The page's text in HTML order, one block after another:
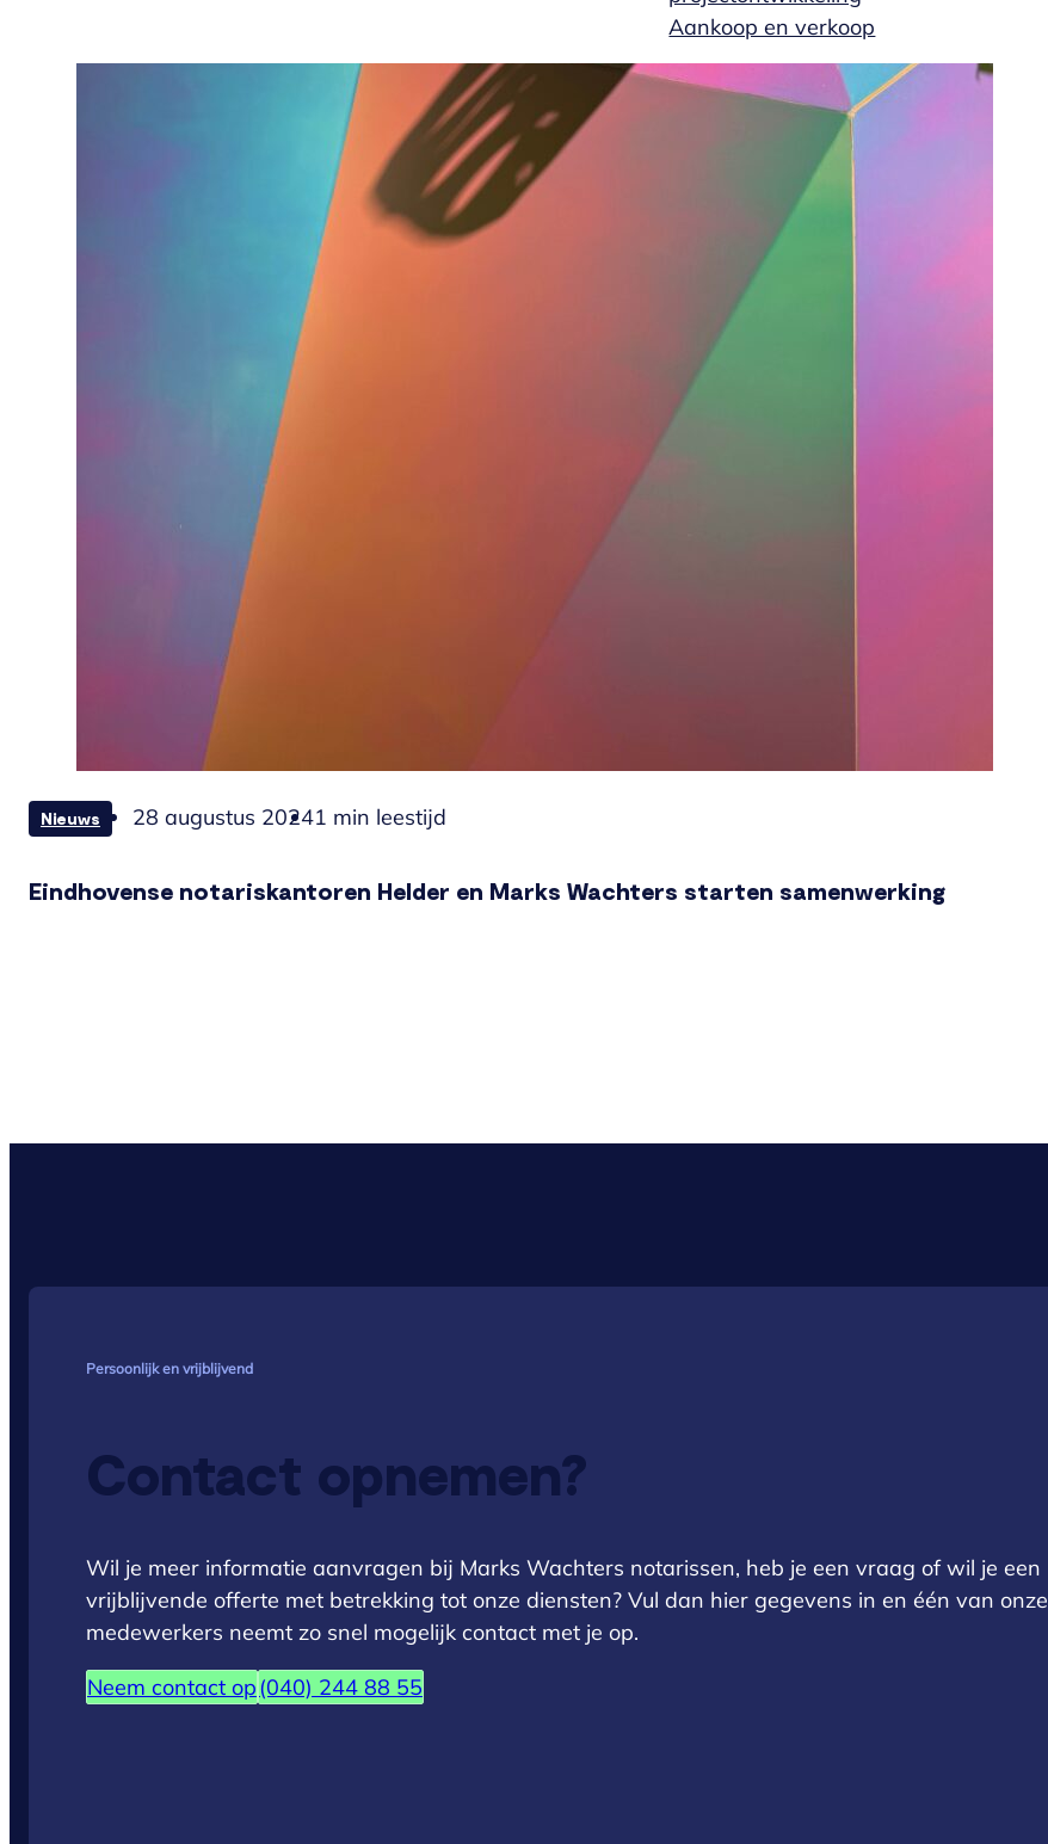
Aankoop en verkoop
Nieuws 28 augustus 20241 min leestijd
Eindhovense notariskantoren Helder en Marks Wachters starten samenwerking
Persoonlijk en vrijblijvend
Contact opnemen?
Wil je meer informatie aanvragen bij Marks Wachters notarissen, heb je een vraag of wil je een
vrijblijvende offerte met betrekking tot onze diensten? Vul dan hier gegevens in en één van onze
medewerkers neemt zo snel mogelijk contact met je op.
Neem contact op(040) 244 88 55